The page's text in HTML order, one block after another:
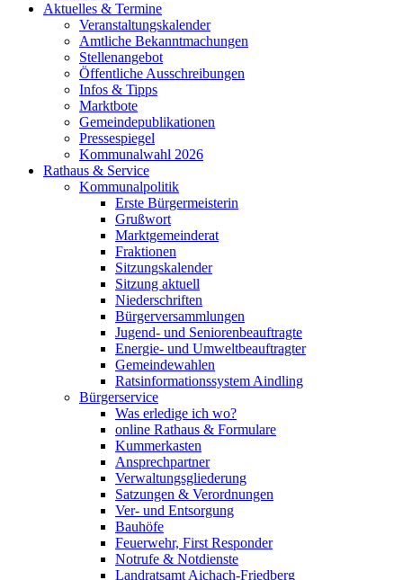
Aktuelles & Termine
Veranstaltungskalender
Amtliche Bekanntmachungen
Stellenangebot
Öffentliche Ausschreibungen
Infos & Tipps
Marktbote
Gemeindepublikationen
Pressespiegel
Kommunalwahl 2026
Rathaus & Service
Kommunalpolitik
Erste Bürgermeisterin
Grußwort
Marktgemeinderat
Fraktionen
Sitzungskalender
Sitzung aktuell
Niederschriften
Bürgerversammlungen
Jugend- und Seniorenbeauftragte
Energie- und Umweltbeauftragter
Gemeindewahlen
Ratsinformationssystem Aindling
Bürgerservice
Was erledige ich wo?
online Rathaus & Formulare
Kummerkasten
Ansprechpartner
Verwaltungsgliederung
Satzungen & Verordnungen
Ver- und Entsorgung
Bauhöfe
Feuerwehr, First Responder
Notrufe & Notdienste
Landratsamt Aichach-Friedberg